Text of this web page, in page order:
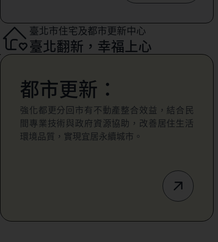
臺北市住宅及都市更新中心
臺北翻新，幸福上心
都市更新：
強化都更分回市有不動產整合效益，結合民
間專業技術與政府資源協助，改善居住生活
環境品質，實現宜居永續城市。